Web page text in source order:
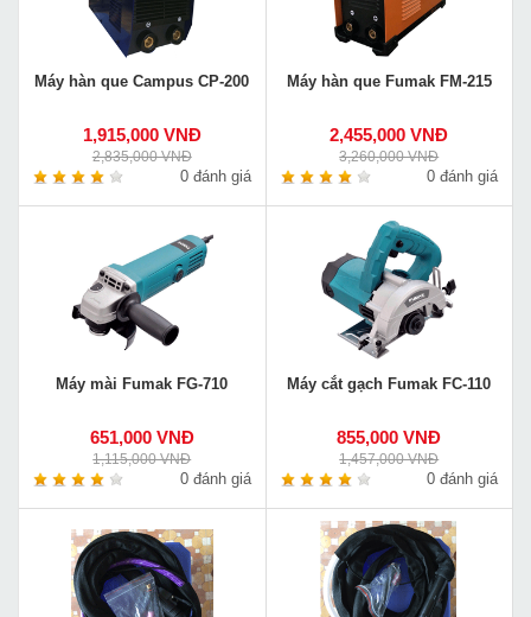
Máy hàn que Campus CP-200
1,915,000 VNĐ
2,835,000 VNĐ
0 đánh giá
Máy hàn que Fumak FM-215
2,455,000 VNĐ
3,260,000 VNĐ
0 đánh giá
Máy mài Fumak FG-710
651,000 VNĐ
1,115,000 VNĐ
0 đánh giá
Máy cắt gạch Fumak FC-110
855,000 VNĐ
1,457,000 VNĐ
0 đánh giá